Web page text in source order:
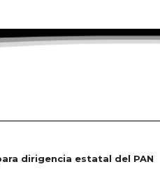
dirigencia estatal del PAN